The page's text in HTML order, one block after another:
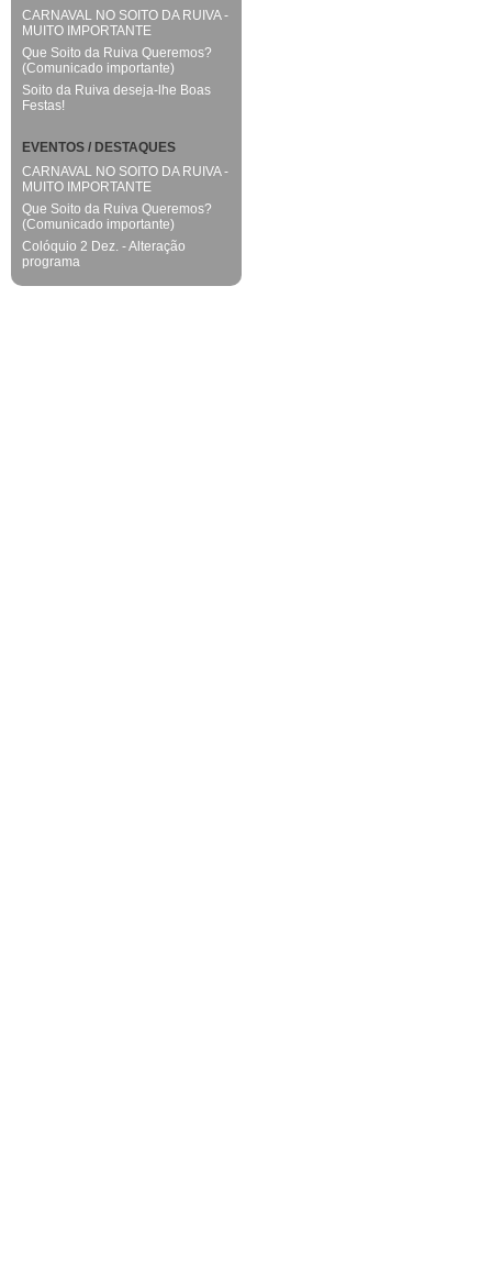
CARNAVAL NO SOITO DA RUIVA -
MUITO IMPORTANTE
Que Soito da Ruiva Queremos?
(Comunicado importante)
Soito da Ruiva deseja-lhe Boas
Festas!
EVENTOS / DESTAQUES
CARNAVAL NO SOITO DA RUIVA -
MUITO IMPORTANTE
Que Soito da Ruiva Queremos?
(Comunicado importante)
Colóquio 2 Dez. - Alteração
programa